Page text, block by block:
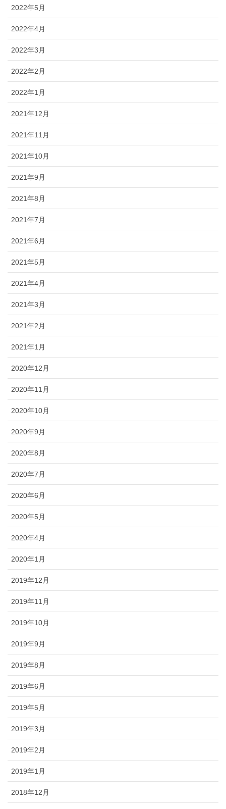
2022年5月
2022年4月
2022年3月
2022年2月
2022年1月
2021年12月
2021年11月
2021年10月
2021年9月
2021年8月
2021年7月
2021年6月
2021年5月
2021年4月
2021年3月
2021年2月
2021年1月
2020年12月
2020年11月
2020年10月
2020年9月
2020年8月
2020年7月
2020年6月
2020年5月
2020年4月
2020年1月
2019年12月
2019年11月
2019年10月
2019年9月
2019年8月
2019年6月
2019年5月
2019年3月
2019年2月
2019年1月
2018年12月